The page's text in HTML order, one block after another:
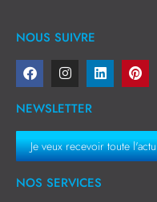
NOUS SUIVRE
NEWSLETTER
Je veux recevoir toute l'actu
NOS SERVICES